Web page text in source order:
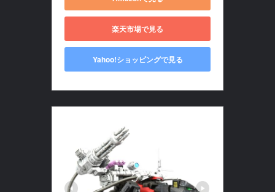
楽天市場で見る
Yahoo!ショッピングで見る